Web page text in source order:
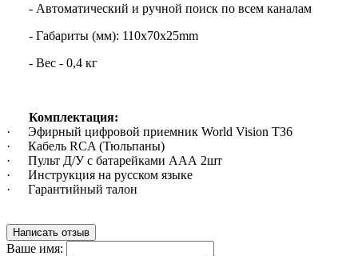
- Автоматический и ручной поиск по всем каналам
- Габариты (мм): 110х70х25mm
- Вес - 0,4 кг
Комплектация:
·
Эфирный цифровой приемник World Vision T36
·
Кабель RCA (Тюльпаны)
·
Пульт Д/У с батарейками ААА 2шт
·
Инструкция на русском языке
·
Гарантийный талон
Написать отзыв
Ваше имя: